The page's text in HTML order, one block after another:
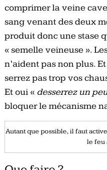
comprimer la veine
sang venant des deux
produit donc une stase
« semelle veineuse ».
n’aident pas non plus.
serrez pas trop vos
Et oui « desserrez un
bloquer le mécanisme
Autant que possible, il faut
le feu